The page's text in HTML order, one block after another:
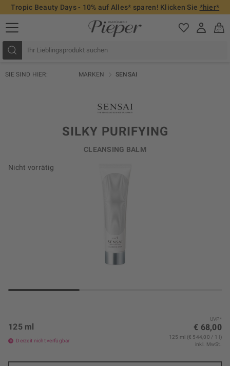
Tropic Beauty Days - 10% auf Alles* sparen! Klicken Sie *hier*
SIE SIND HIER: MARKEN SENSAI
Nicht vorrätig
SILKY PURIFYING
CLEANSING BALM
UVP*
€ 68,00
125 ml
Derzeit nicht verfügbar
125 ml (€ 544,00 / 1 l)
inkl. MwSt.